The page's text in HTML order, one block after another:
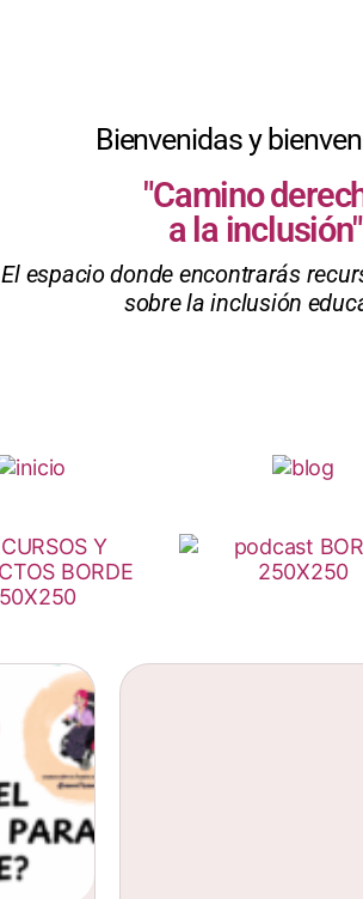
Bienvenidas y
"Camino
a la inclusión"
El espacio donde encontrarás
sobre la inclusión